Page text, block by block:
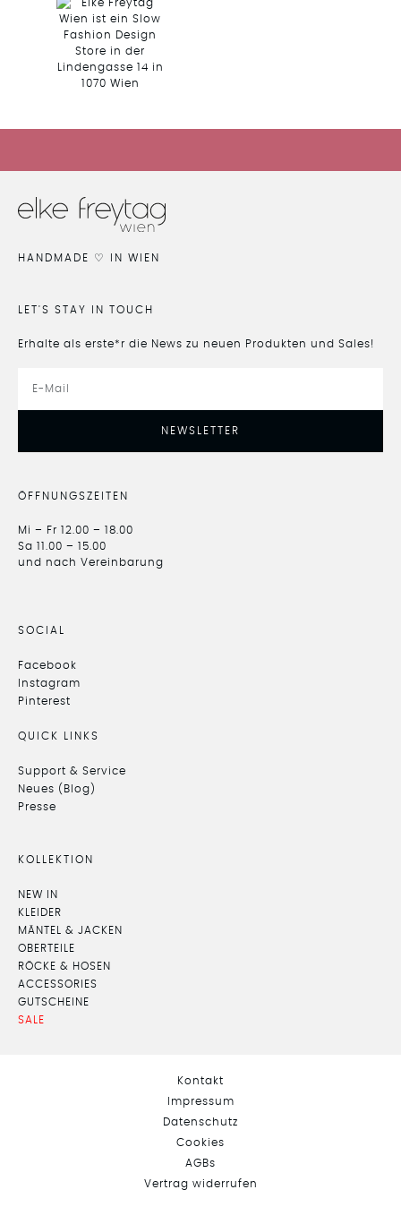
HANDMADE ♡ IN WIEN
LET'S STAY IN TOUCH
Erhalte als erste*r die News zu neuen Produkten und Sales!
NEWSLETTER
ÖFFNUNGSZEITEN
Mi – Fr 12.00 – 18.00
Sa 11.00 – 15.00
und nach Vereinbarung
SOCIAL
Facebook
Instagram
Pinterest
QUICK LINKS
Support & Service
Neues (Blog)
Presse
KOLLEKTION
NEW IN
KLEIDER
MÄNTEL & JACKEN
OBERTEILE
RÖCKE & HOSEN
ACCESSORIES
GUTSCHEINE
SALE
Kontakt
Impressum
Datenschutz
Cookies
AGBs
Vertrag widerrufen